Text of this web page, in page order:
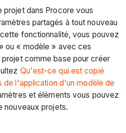
projet dans Procore vous
partagés à tout nouveau
fonctionnalité, vous pouvez
ou « modèle » avec ces
comme base pour créer
Qu'est-ce qui est copié
de l'application d'un modèle de
et éléments vous pouvez
nouveaux projets.